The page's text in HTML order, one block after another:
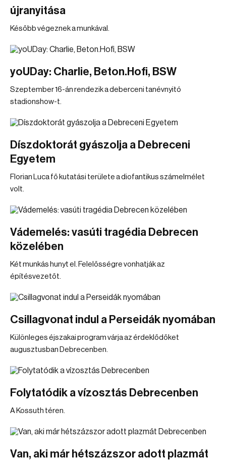
újranyitása
Később végeznek a munkával.
yoUDay: Charlie, Beton.Hofi, BSW
Szeptember 16-án rendezik a deberceni tanévnyitó
stadionshow-t.
Díszdoktorát gyászolja a Debreceni
Egyetem
Florian Luca fő kutatási területe a diofantikus számelmélet
volt.
Vádemelés: vasúti tragédia Debrecen
közelében
Két munkás hunyt el. Felelősségre vonhatják az
építésvezetőt.
Csillagvonat indul a Perseidák nyomában
Különleges éjszakai program várja az érdeklődőket
augusztusban Debrecenben.
Folytatódik a vízosztás Debrecenben
A Kossuth téren.
Van, aki már hétszázszor adott plazmát